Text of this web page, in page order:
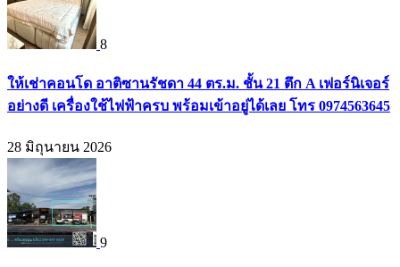
8
ให้เช่าคอนโด อาติซานรัชดา 44 ตร.ม. ชั้น 21 ตึก A เฟอร์นิเจอร์
อย่างดี เครื่องใช้ไฟฟ้าครบ พร้อมเข้าอยู่ได้เลย โทร 0974563645
28 มิถุนายน 2026
9